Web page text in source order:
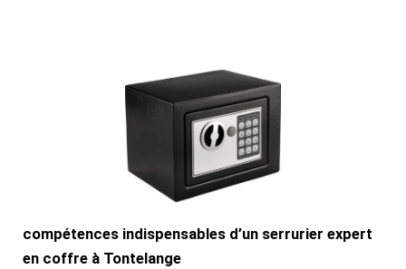
compétences indispensables d’un serrurier expert
en coffre à Tontelange